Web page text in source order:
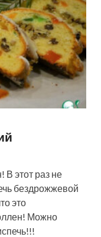
этот раз не
бездрожжевой
это
Можно